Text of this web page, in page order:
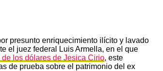
presunto enriquecimiento ilícito y lavado
el juez federal Luis Armella, en el que
de los dólares de Jesica Cirio, este
de prueba sobre el patrimonio del ex